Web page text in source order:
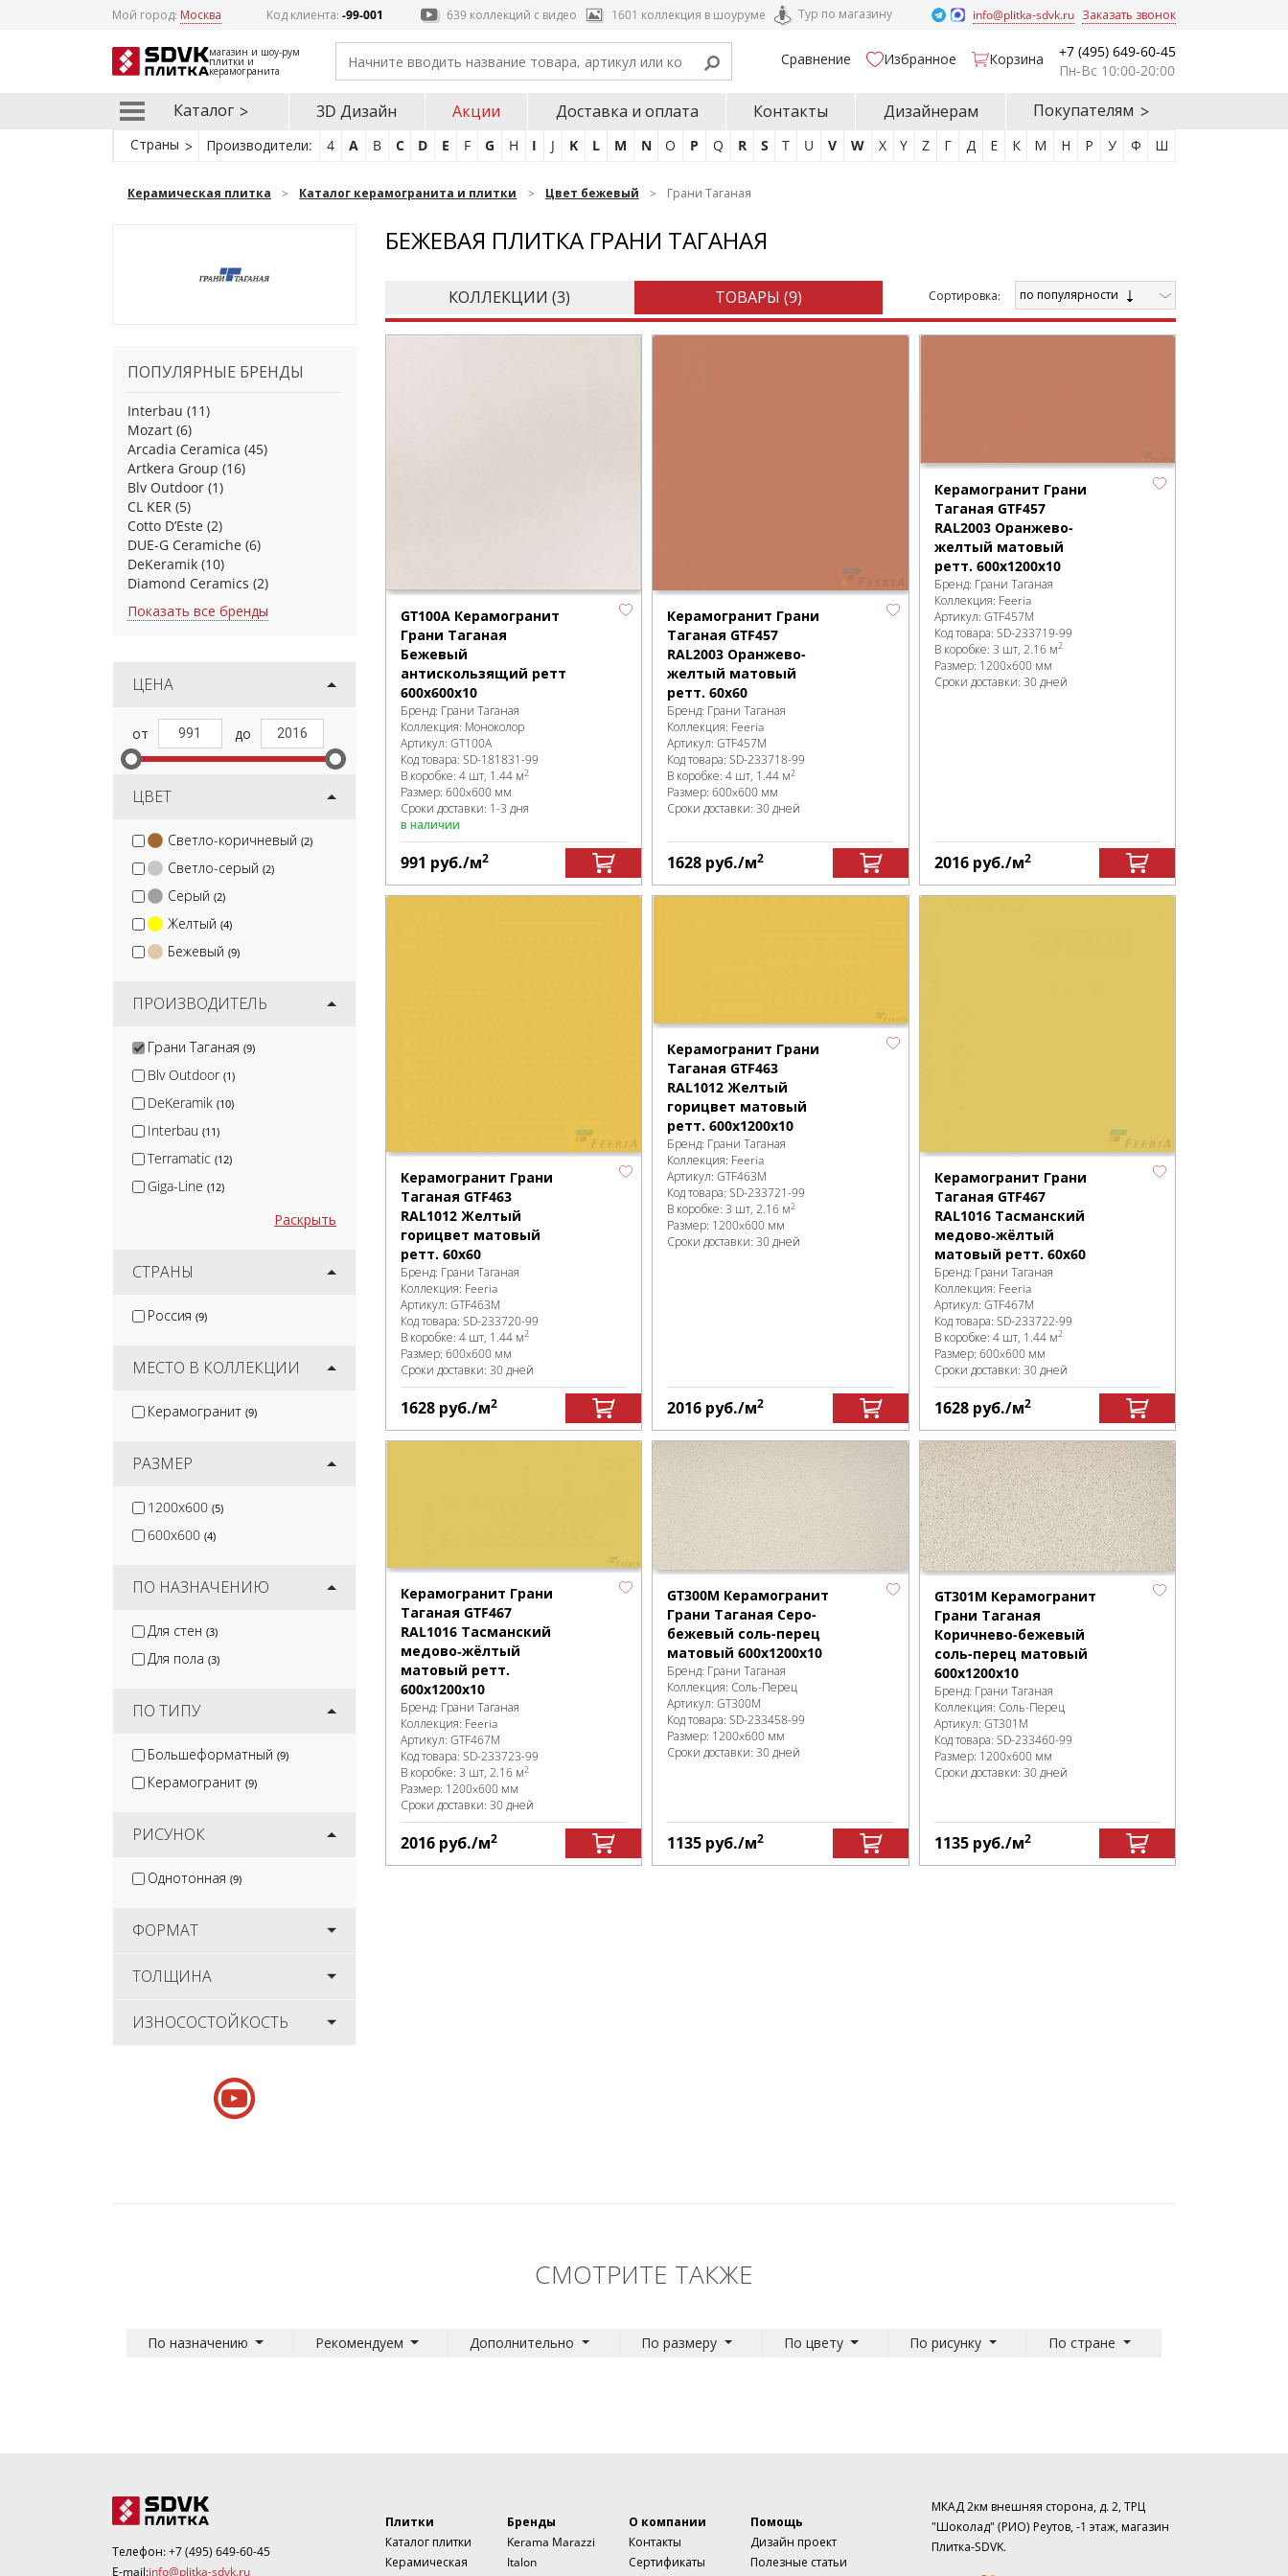
Мой город: Москва Код клиента: -99-001 639 коллекций с видео 1601 коллекция в шоуруме Тур по магазину info@plitka-sdvk.ru Заказать звонок
магазин и шоу-рум
плитки и
керамогранита
Сравнение Избранное Корзина
+7 (495) 649-60-45
Пн-Вс 10:00-20:00
Каталог 3D Дизайн Акции Доставка и оплата Контакты Дизайнерам Покупателям
Страны Производители: 4 A B C D E F G H I J K L M N O P Q R S T U V W X Y Z Г Д Е К М Н Р У Ф Ш
Керамическая плитка Каталог керамогранита и плитки Цвет бежевый Грани Таганая
ПОПУЛЯРНЫЕ БРЕНДЫ
Interbau (11)
Mozart (6)
Arcadia Ceramica (45)
Artkera Group (16)
Blv Outdoor (1)
CL KER (5)
Cotto D’Este (2)
DUE-G Ceramiche (6)
DeKeramik (10)
Diamond Ceramics (2)
Показать все бренды
ЦЕНА
ЦВЕТ
Светло-коричневый (2)
Светло-серый (2)
Серый (2)
Желтый (4)
Бежевый (9)
ПРОИЗВОДИТЕЛЬ
Грани Таганая (9)
Blv Outdoor (1)
DeKeramik (10)
Interbau (11)
Terramatic (12)
Giga-Line (12)
Isla (14)
Jano Tiles
Раскрыть
СТРАНЫ
Россия (9)
МЕСТО В КОЛЛЕКЦИИ
Керамогранит (9)
РАЗМЕР
1200x600 (5)
600x600 (4)
ПО НАЗНАЧЕНИЮ
Для стен (3)
Для пола (3)
ПО ТИПУ
Большеформатный (9)
Керамогранит (9)
РИСУНОК
Однотонная (9)
ФОРМАТ
ТОЛЩИНА
ИЗНОСОСТОЙКОСТЬ
БЕЖЕВАЯ ПЛИТКА ГРАНИ ТАГАНАЯ
КОЛЛЕКЦИИ (3) ТОВАРЫ (9) Cортировка: по популярности
GT100А Керамогранит
Грани Таганая
Бежевый
антискользящий ретт
600х600х10
Бренд: Грани Таганая
Коллекция: Моноколор
Артикул: GT100А
Код товара: SD-181831-99
В коробке: 4 шт, 1.44 м2
Размер: 600x600 мм
Сроки доставки: 1-3 дня
в наличии
991 руб./м2
Керамогранит Грани
Таганая GTF457
RAL2003 Оранжево-
желтый матовый
ретт. 60x60
Бренд: Грани Таганая
Коллекция: Feeria
Артикул:GTF457М
Код товара:SD-233718-99
В коробке:4 шт, 1.44 м2
Размер:600x600 мм
Сроки доставки: 30 дней
1628 руб./м2
Керамогранит Грани
Таганая GTF457
RAL2003 Оранжево-
желтый матовый
ретт. 600х1200х10
Бренд: Грани Таганая
Коллекция: Feeria
Артикул: GTF457М
Код товара: SD-233719-99
В коробке: 3 шт, 2.16 м2
Размер: 1200x600 мм
Сроки доставки: 30 дней
2016 руб./м2
Керамогранит Грани
Таганая GTF463
RAL1012 Желтый
горицвет матовый
ретт. 60x60
Бренд: Грани Таганая
Коллекция: Feeria
Артикул: GTF463М
Код товара: SD-233720-99
В коробке: 4 шт, 1.44 м2
Размер: 600x600 мм
Сроки доставки: 30 дней
1628 руб./м2
Керамогранит Грани
Таганая GTF463
RAL1012 Желтый
горицвет матовый
ретт. 600х1200х10
Бренд: Грани Таганая
Коллекция: Feeria
Артикул:GTF463М
Код товара:SD-233721-99
В коробке:3 шт, 2.16 м2
Размер: 1200x600 мм
Сроки доставки: 30 дней
2016 руб./м2
Керамогранит Грани
Таганая GTF467
RAL1016 Тасманский
медово‑жёлтый
матовый ретт. 60x60
Бренд: Грани Таганая
Коллекция: Feeria
Артикул: GTF467М
Код товара: SD-233722-99
В коробке: 4 шт, 1.44 м2
Размер: 600x600 мм
Сроки доставки: 30 дней
1628 руб./м2
Керамогранит Грани
Таганая GTF467
RAL1016 Тасманский
медово‑жёлтый
матовый ретт.
600х1200х10
Бренд: Грани Таганая
Коллекция: Feeria
Артикул: GTF467М
Код товара: SD-233723-99
В коробке: 3 шт, 2.16 м2
Размер: 1200x600 мм
Сроки доставки: 30 дней
2016 руб./м2
GT300М Керамогранит
Грани Таганая Серо-
бежевый соль-перец
матовый 600х1200х10
Бренд: Грани Таганая
Коллекция: Соль-Перец
Артикул:GT300М
Код товара:SD-233458-99
Размер: 1200x600 мм
Сроки доставки: 30 дней
1135 руб./м2
GT301М Керамогранит
Грани Таганая
Коричнево-бежевый
соль-перец матовый
600х1200х10
Бренд: Грани Таганая
Коллекция: Соль-Перец
Артикул: GT301М
Код товара: SD-233460-99
Размер: 1200x600 мм
Сроки доставки: 30 дней
1135 руб./м2
СМОТРИТЕ ТАКЖЕ
По назначению Рекомендуем Дополнительно По размеру По цвету По рисунку По стране
Телефон:+7 (495) 649-60-45
E-mail:info@plitka-sdvk.ru
Плитки
Каталог плитки
Керамическая
Бренды
Kerama Marazzi
Italon
О компании
Контакты
Сертификаты
Помощь
Дизайн проект
Полезные статьи
МКАД 2км внешняя сторона, д. 2, ТРЦ
"Шоколад" (РИО) Реутов, -1 этаж, магазин
Плитка-SDVK.